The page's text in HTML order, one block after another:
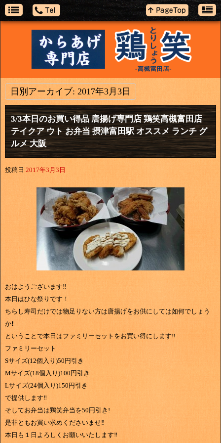
日別アーカイブ: 2017年3月3日
3/3本日のお買い得品 唐揚げ専門店 鶏笑高槻富田店
テイクア ウト お弁当 摂津富田駅 オススメ ランチ グ
ルメ 大阪
投稿日 2017年3月3日
おはようございます‼
本日はひな祭りです！
ちらし寿司だけでは物足りない方は唐揚げをお供にしては如何でしょう
か❗
ということで本日はファミリーセットをお買い得にします‼
ファミリーセット
Sサイズ(12個入り)50円引き
Mサイズ(18個入り)100円引き
Lサイズ(24個入り)150円引き
で提供します‼
そしてお弁当は鶏笑弁当を50円引き!
是非ともお買い求めくださいませ‼
本日も１日よろしくお願いいたします‼